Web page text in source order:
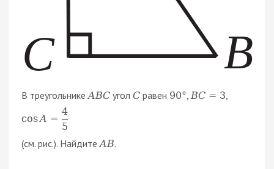
В треугольнике ABC угол C равен 90° BC = 3
cosA =
4
5
(см. рис.). Найдите AB.